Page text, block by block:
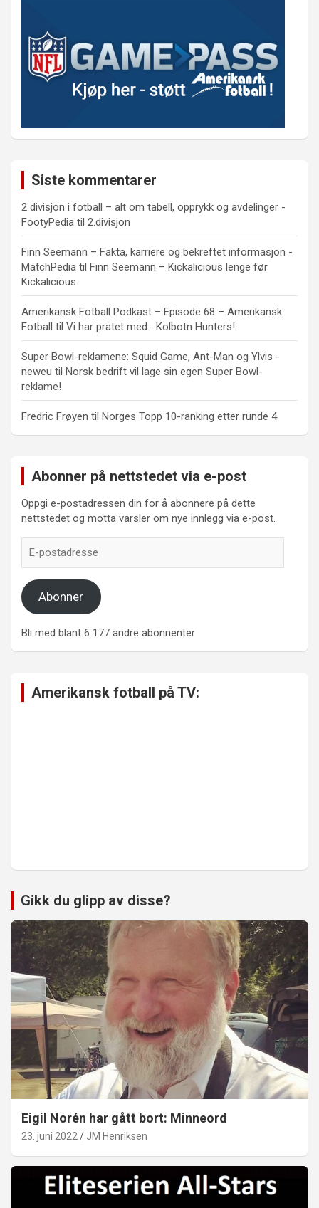
Siste kommentarer
2 divisjon i fotball – alt om tabell, opprykk og avdelinger -
FootyPedia til 2.divisjon
Finn Seemann – Fakta, karriere og bekreftet informasjon -
MatchPedia til Finn Seemann – Kickalicious lenge før
Kickalicious
Amerikansk Fotball Podkast – Episode 68 – Amerikansk
Fotball til Vi har pratet med….Kolbotn Hunters!
Super Bowl-reklamene: Squid Game, Ant-Man og Ylvis -
neweu til Norsk bedrift vil lage sin egen Super Bowl-
reklame!
Fredric Frøyen til Norges Topp 10-ranking etter runde 4
Abonner på nettstedet via e-post
Oppgi e-postadressen din for å abonnere på dette
nettstedet og motta varsler om nye innlegg via e-post.
postadresse
Abonner
Bli med blant 6 177 andre abonnenter
Amerikansk fotball på TV:
Gikk du glipp av disse?
Eigil Norén har gått bort: Minneord
23. juni 2022 JM Henriksen